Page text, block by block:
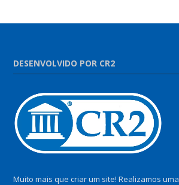
DESENVOLVIDO POR CR2
Muito mais que criar um site! Realizamos uma